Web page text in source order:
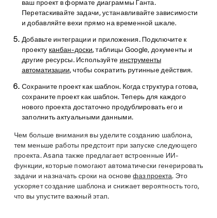
ваш проект в формате диаграммы Ганта.
Перетаскивайте задачи, устанавливайте зависимости
и добавляйте вехи прямо на временной шкале.
Добавьте интеграции и приложения.Подключите к
проекту канбан-доски, таблицы Google, документы и
другие ресурсы. Используйте инструменты
автоматизации, чтобы сократить рутинные действия.
Сохраните проект как шаблон. Когда структура готова,
сохраните проект как шаблон. Теперь для каждого
нового проекта достаточно продублировать его и
заполнить актуальными данными.
Чем больше внимания вы уделите созданию шаблона,
тем меньше работы предстоит при запуске следующего
проекта. Asana также предлагает встроенные ИИ-
функции, которые помогают автоматически генерировать
задачи и назначать сроки на основефаз проекта. Это
ускоряет создание шаблона и снижает вероятность того,
что вы упустите важный этап.